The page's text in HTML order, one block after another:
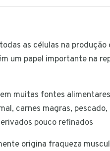
as células na produção
um papel importante na
muitas fontes
carnes magras,
pouco refinados
origina fraqueza